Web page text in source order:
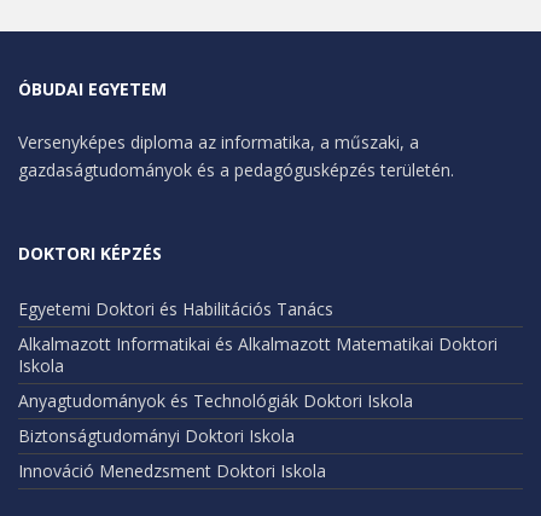
ÓBUDAI EGYETEM
Versenyképes diploma az informatika, a műszaki, a
gazdaságtudományok és a pedagógusképzés területén.
DOKTORI KÉPZÉS
Egyetemi Doktori és Habilitációs Tanács
Alkalmazott Informatikai és Alkalmazott Matematikai Doktori
Iskola
Anyagtudományok és Technológiák Doktori Iskola
Biztonságtudományi Doktori Iskola
Innováció Menedzsment Doktori Iskola